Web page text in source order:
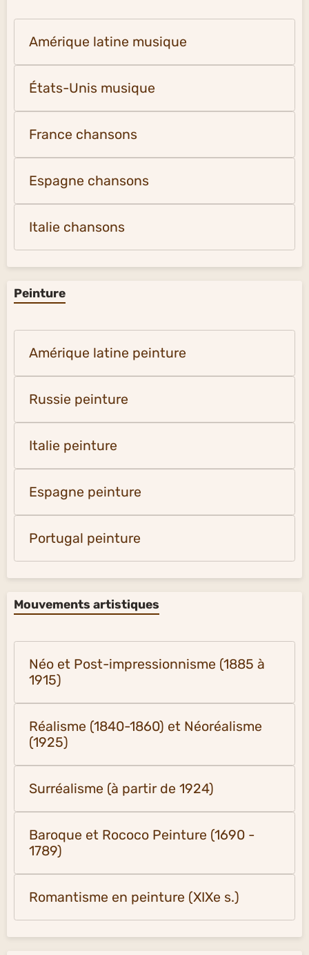
Amérique latine musique
États-Unis musique
France chansons
Espagne chansons
Italie chansons
Peinture
Amérique latine peinture
Russie peinture
Italie peinture
Espagne peinture
Portugal peinture
Mouvements artistiques
Néo et Post-impressionnisme (1885 à
1915)
Réalisme (1840-1860) et Néoréalisme
(1925)
Surréalisme (à partir de 1924)
Baroque et Rococo Peinture (1690 -
1789)
Romantisme en peinture (XIXe s.)